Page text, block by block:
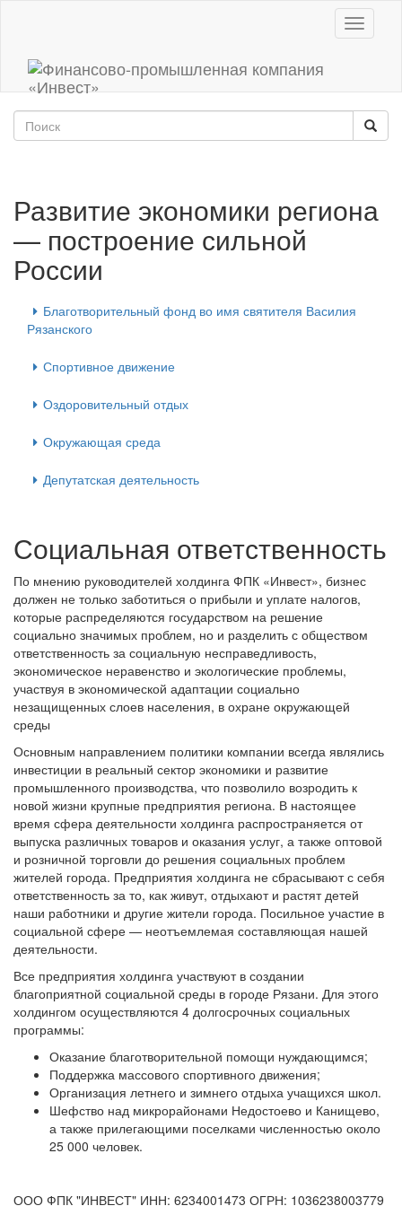
Toggle
Развитие экономики региона
— построение сильной
России
Благотворительный фонд во имя святителя Василия
Рязанского
Спортивное движение
Оздоровительный отдых
Окружающая среда
Депутатская деятельность
Социальная ответственность
По мнению руководителей холдинга ФПК «Инвест», бизнес
должен не только заботиться о прибыли и уплате налогов,
которые распределяются государством на решение
социально значимых проблем, но и разделить с обществом
ответственность за социальную несправедливость,
экономическое неравенство и экологические проблемы,
участвуя в экономической адаптации социально
незащищенных слоев населения, в охране окружающей
среды
Основным направлением политики компании всегда являлись
инвестиции в реальный сектор экономики и развитие
промышленного производства, что позволило возродить к
новой жизни крупные предприятия региона. В настоящее
время сфера деятельности холдинга распространяется от
выпуска различных товаров и оказания услуг, а также оптовой
и розничной торговли до решения социальных проблем
жителей города. Предприятия холдинга не сбрасывают с себя
ответственность за то, как живут, отдыхают и растят детей
наши работники и другие жители города. Посильное участие в
социальной сфере — неотъемлемая составляющая нашей
деятельности.
Все предприятия холдинга участвуют в создании
благоприятной социальной среды в городе Рязани. Для этого
холдингом осуществляются 4 долгосрочных социальных
программы:
Оказание благотворительной помощи нуждающимся;
Поддержка массового спортивного движения;
Организация летнего и зимнего отдыха учащихся школ.
Шефство над микрорайонами Недостоево и Канищево,
а также прилегающими поселками численностью около
25 000 человек.
ООО ФПК "ИНВЕСТ" ИНН: 6234001473 ОГРН: 1036238003779